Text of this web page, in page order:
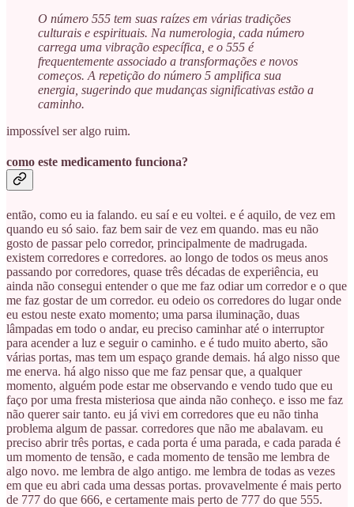
O número 555 tem suas raízes em várias tradições
culturais e espirituais. Na numerologia, cada número
carrega uma vibração específica, e o 555 é
frequentemente associado a transformações e novos
começos. A repetição do número 5 amplifica sua
energia, sugerindo que mudanças significativas estão a
caminho.
impossível ser algo ruim.
como este medicamento funciona?
então, como eu ia falando. eu saí e eu voltei. e é aquilo, de vez em
quando eu só saio. faz bem sair de vez em quando. mas eu não
gosto de passar pelo corredor, principalmente de madrugada.
existem corredores e corredores. ao longo de todos os meus anos
passando por corredores, quase três décadas de experiência, eu
ainda não consegui entender o que me faz odiar um corredor e o que
me faz gostar de um corredor. eu odeio os corredores do lugar onde
eu estou neste exato momento; uma parsa iluminação, duas
lâmpadas em todo o andar, eu preciso caminhar até o interruptor
para acender a luz e seguir o caminho. e é tudo muito aberto, são
várias portas, mas tem um espaço grande demais. há algo nisso que
me enerva. há algo nisso que me faz pensar que, a qualquer
momento, alguém pode estar me observando e vendo tudo que eu
faço por uma fresta misteriosa que ainda não conheço. e isso me faz
não querer sair tanto. eu já vivi em corredores que eu não tinha
problema algum de passar. corredores que não me abalavam. eu
preciso abrir três portas, e cada porta é uma parada, e cada parada é
um momento de tensão, e cada momento de tensão me lembra de
algo novo. me lembra de algo antigo. me lembra de todas as vezes
em que eu abri cada uma dessas portas. provavelmente é mais perto
de 777 do que 666, e certamente mais perto de 777 do que 555.